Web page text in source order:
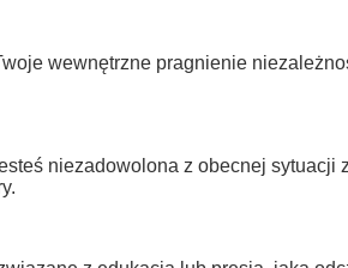
wewnętrzne pragnienie
niezadowolona z obecnej sytuacji